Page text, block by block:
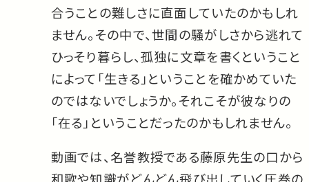
合うことの難しさに直面していたのかもしれ
ません。その中で、世間の騒がしさから逃れて
ひっそり暮らし、孤独に文章を書くということ
によって「生きる」ということを確かめていた
のではないでしょうか。それこそが彼なりの
「在る」ということだったのかもしれません。
動画では、名誉教授である藤原先生の口から